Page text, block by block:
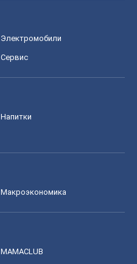
Электромобили
Сервис
Напитки
Mакроэкономика
MAMACLUB